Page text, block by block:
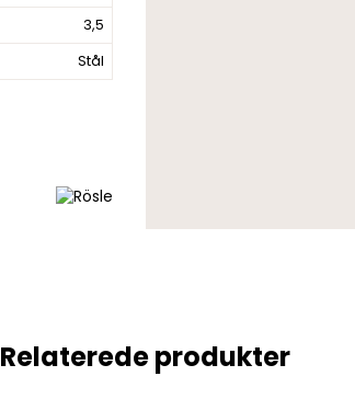
3,5
Stål
Relaterede produkter